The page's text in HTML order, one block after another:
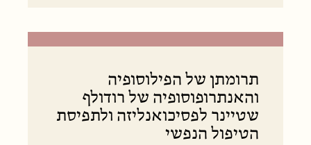
תרומתן של הפילוסופיה
והאנתרופוסופיה של רודולף
שטיינר לפסיכואנליזה ולתפיסת
הטיפול הנפשי